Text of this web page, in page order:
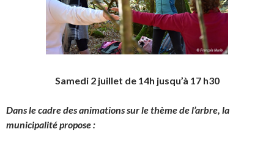
Samedi 2 juillet de 14h jusqu’à 17 h30
Dans le cadre des animations sur le thème de l’arbre, la
municipalité propose :